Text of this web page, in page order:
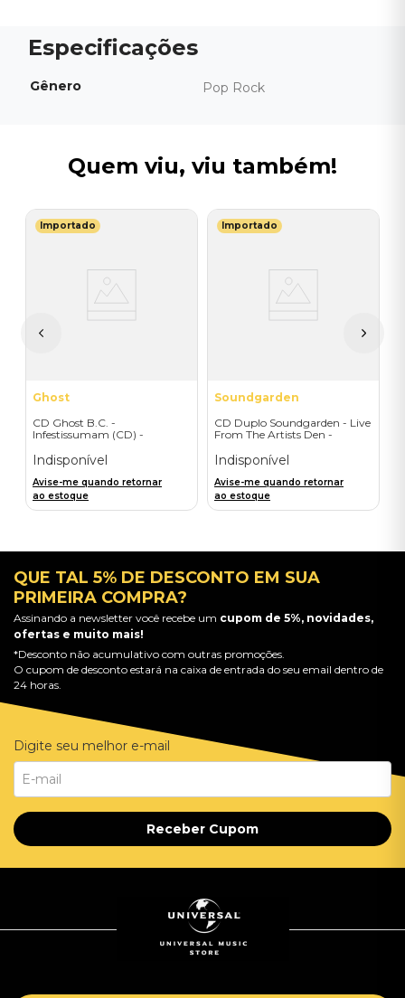
Gênero Pop Rock
Quem viu, viu também!
Importado
Ghost
CD Ghost B.C. -
Infestissumam (CD) -
Indisponível
Avise-me quando retornar
ao estoque
Importado
Soundgarden
CD Duplo Soundgarden - Live
From The Artists Den -
Indisponível
Avise-me quando retornar
ao estoque
QUE TAL 5% DE DESCONTO EM SUA
PRIMEIRA COMPRA?
Assinando a newsletter você recebe um cupom de 5%, novidades,
ofertas e muito mais!
*Desconto não acumulativo com outras promoções.
O cupom de desconto estará na caixa de entrada do seu email dentro de
24 horas.
Digite seu melhor e-mail
Receber Cupom